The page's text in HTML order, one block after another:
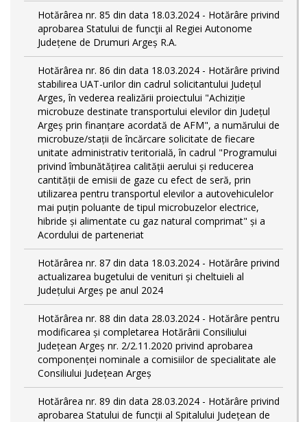
Hotărârea nr. 85 din data 18.03.2024 - Hotărâre privind
aprobarea Statului de funcţii al Regiei Autonome
Județene de Drumuri Argeș R.A.
Hotărârea nr. 86 din data 18.03.2024 - Hotărâre privind
stabilirea UAT-urilor din cadrul solicitantului Județul
Arges, în vederea realizării proiectului "Achiziție
microbuze destinate transportului elevilor din Județul
Argeș prin finanțare acordată de AFM", a numărului de
microbuze/stații de încărcare solicitate de fiecare
unitate administrativ teritorială, în cadrul "Programului
privind îmbunătățirea calității aerului și reducerea
cantității de emisii de gaze cu efect de seră, prin
utilizarea pentru transportul elevilor a autovehiculelor
mai puțin poluante de tipul microbuzelor electrice,
hibride și alimentate cu gaz natural comprimat" și a
Acordului de parteneriat
Hotărârea nr. 87 din data 18.03.2024 - Hotărâre privind
actualizarea bugetului de venituri și cheltuieli al
Județului Argeș pe anul 2024
Hotărârea nr. 88 din data 28.03.2024 - Hotărâre pentru
modificarea și completarea Hotărârii Consiliului
Județean Argeș nr. 2/2.11.2020 privind aprobarea
componenței nominale a comisiilor de specialitate ale
Consiliului Județean Argeș
Hotărârea nr. 89 din data 28.03.2024 - Hotărâre privind
aprobarea Statului de funcții al Spitalului Județean de